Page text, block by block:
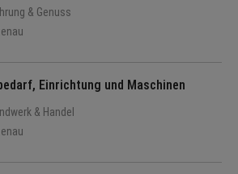
& Genuss
Einrichtung und Maschinen
& Handel